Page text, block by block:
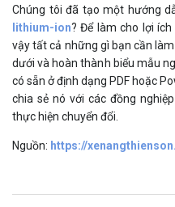
Chúng tôi đã tạo một hướng
lithium-ion?Để làm cho lợi ích
vậy tất cả những gì bạn cần
dưới và hoàn thành biểu mẫu
có sẵn ở định dạng PDF hoặc
chia sẻ nó với các đồng
thực hiện chuyển đổi.
Nguồn: https://